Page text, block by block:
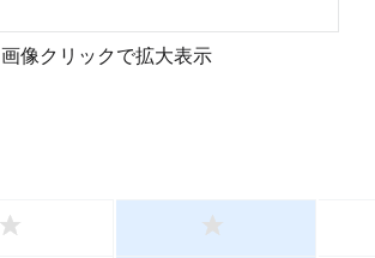
画像クリックで拡大表示